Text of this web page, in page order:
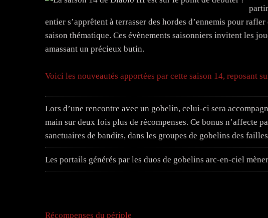
entier s’apprêtent à terrasser des hordes d’ennemis pour
saison thématique. Ces évènements saisonniers invitent les
amassant un précieux butin.
Voici les nouveautés apportées par cette saison 14, reposant
Lors d’une rencontre avec un gobelin, celui-ci sera
main sur deux fois plus de récompenses. Ce bonus n’affecte
sanctuaires de bandits, dans les groupes de gobelins des
Les portails générés par les duos de gobelins arc-en-ciel
Récompenses du périple